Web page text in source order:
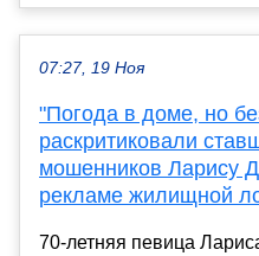
07:27, 19 Ноя
"Погода в доме, но
раскритиковали
мошенников Ларису
рекламе жилищной
70-летняя певица